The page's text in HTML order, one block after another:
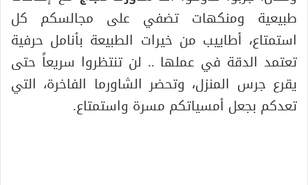
طبيعية ومنكهات تضفي على مجالسكم كل
استمتاع، أطاييب من خيرات الطبيعة بأنامل حرفية
تعتمد الدقة في عملها .. لن تنتظروا سريعاً حتى
يقرع جرس المنزل، وتحضر الشاورما الفاخرة، التي
تعدكم بجعل أمسياتكم مسرة واستمتاع.